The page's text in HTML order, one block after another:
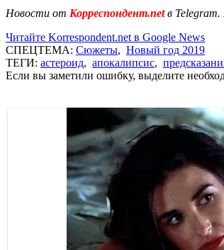
Новости от Корреспондент.netв
Читайте Korrespondent.net в Google News
СПЕЦТЕМА: Сюжеты, Новый год 2019
ТЕГИ: астероид, апокалипсис,
Если вы заметили ошибку, выделите